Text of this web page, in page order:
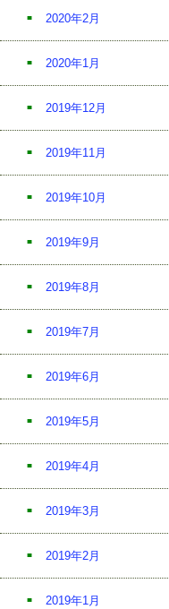
2020年2月
2020年1月
2019年12月
2019年11月
2019年10月
2019年9月
2019年8月
2019年7月
2019年6月
2019年5月
2019年4月
2019年3月
2019年2月
2019年1月